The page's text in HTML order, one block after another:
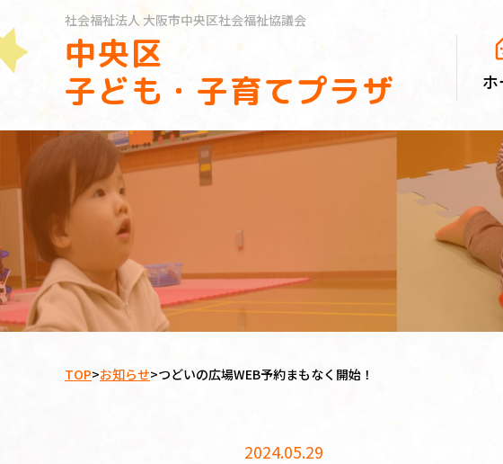
社会福祉法人大阪市中央区社会福祉協議会
中央区
子ども・子育てプラザ
ホ
TOP>お知らせ>つどいの広場WEB予約まもなく開始！
2024.05.29